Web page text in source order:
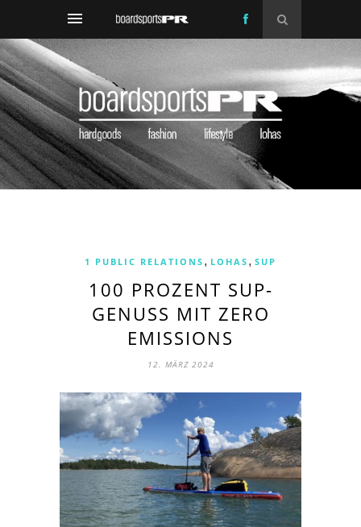
1 PUBLIC RELATIONS , LOHAS , SUP
100 PROZENT SUP-
GENUSS MIT ZERO
EMISSIONS
12. MÄRZ 2024